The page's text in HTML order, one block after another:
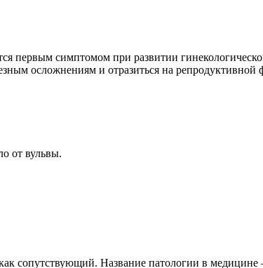
первым симптомом при развитии
осложнениям и отразиться на
от вульвы.
сопутствующий. Название патологии в